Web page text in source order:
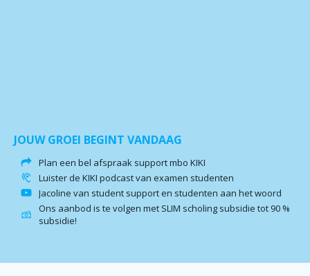
JOUW GROEI BEGINT VANDAAG
Plan een bel afspraak support mbo KIKI
Luister de KIKI podcast van examen studenten
Jacoline van student support en studenten aan het woord
Ons aanbod is te volgen met SLIM scholing subsidie tot 90 %
subsidie!